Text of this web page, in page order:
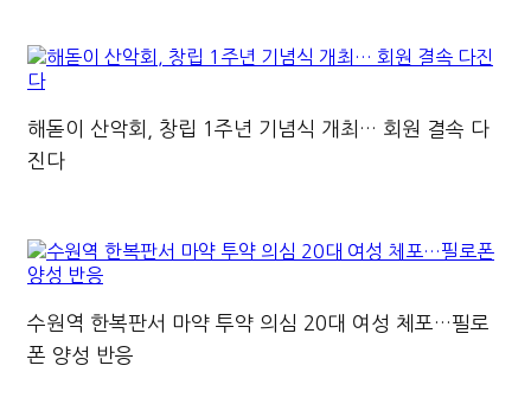
해돋이 산악회, 창립 1주년 기념식 개최… 회원 결속 다
진다
수원역 한복판서 마약 투약 의심 20대 여성 체포…필로
폰 양성 반응